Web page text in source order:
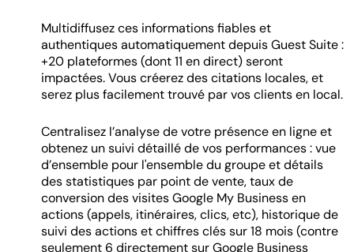
Multidiffusez ces informations fiables et
authentiques automatiquement depuis Guest Suite :
+20 plateformes (dont 11 en direct) seront
impactées. Vous créerez des citations locales, et
serez plus facilement trouvé par vos clients en local.
Centralisez l’analyse de votre présence en ligne et
obtenez un suivi détaillé de vos performances : vue
d’ensemble pour l'ensemble du groupe et détails
des statistiques par point de vente, taux de
conversion des visites Google My Business en
actions (appels, itinéraires, clics, etc), historique de
suivi des actions et chiffres clés sur 18 mois (contre
seulement 6 directement sur Google Business